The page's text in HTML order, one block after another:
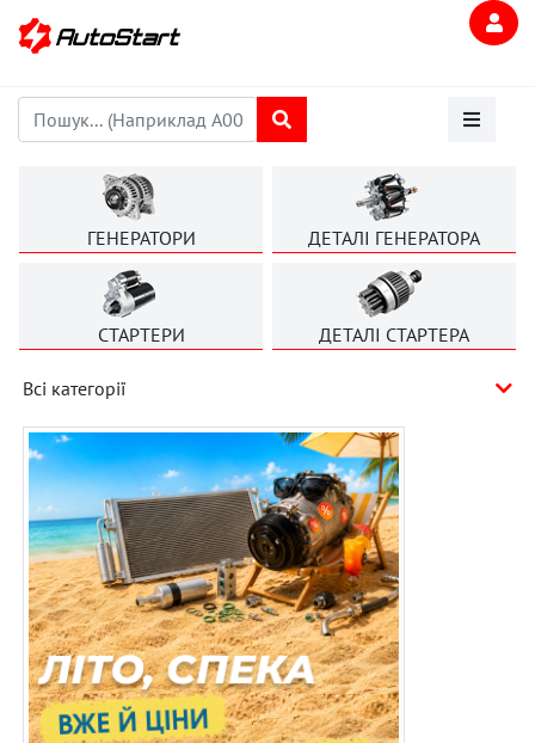
ГЕНЕРАТОРИ ДЕТАЛІ ГЕНЕРАТОРА
СТАРТЕРИ ДЕТАЛІ СТАРТЕРА
Всі категорії